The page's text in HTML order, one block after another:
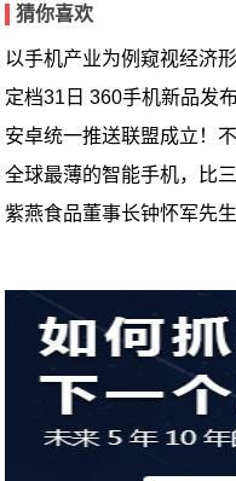
猜你喜欢
以手机产业为例窥视经济
定档31日 360手机新品发
安卓统一推送联盟成立！
全球最薄的智能手机，比
紫燕食品董事长钟怀军先